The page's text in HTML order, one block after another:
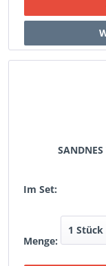
Im Set:
Menge: